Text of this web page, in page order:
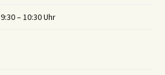
9:30 – 10:30 Uhr